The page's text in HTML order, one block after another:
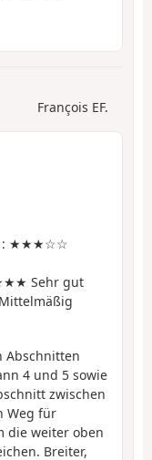
François EF.
: ★★★☆☆
Sehr gut
Abschnitten
4 und 5 sowie
zwischen
Weg für
die weiter oben
Breiter,